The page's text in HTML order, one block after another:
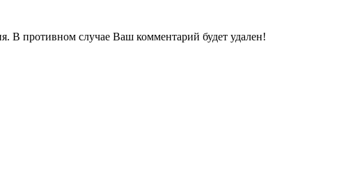
В противном случае Ваш комментарий будет удален!